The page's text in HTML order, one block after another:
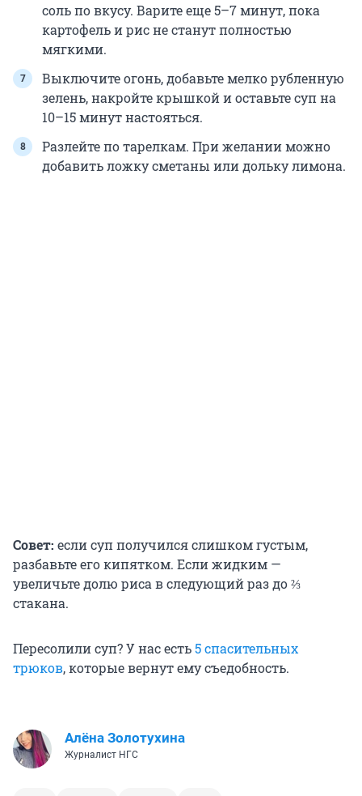
соль по вкусу. Варите еще 5–7 минут, пока
картофель и рис не станут полностью
мягкими.
Выключите огонь, добавьте мелко рубленную
зелень, накройте крышкой и оставьте суп на
10–15 минут настояться.
Разлейте по тарелкам. При желании можно
добавить ложку сметаны или дольку лимона.
Совет: если суп получился слишком густым,
разбавьте его кипятком. Если жидким —
увеличьте долю риса в следующий раз до ⅔
стакана.
Пересолили суп? У нас есть5 спасительных
трюков, которые вернут ему съедобность.
Алёна Золотухина
Журналист НГС